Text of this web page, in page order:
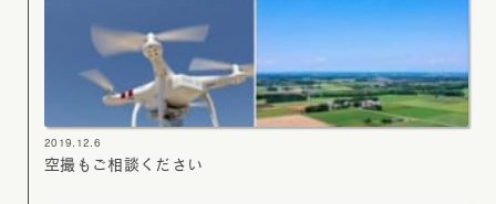
2019.12.6
空撮もご相談ください